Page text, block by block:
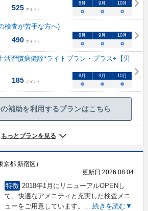
525 ポイント
8月 9月 10月
○ ○ ○
検査が苦手な方へ)
490 ポイント
8月 9月 10月
○ ○ ○
活習慣病健診*ライトプラン・プラス+【男
185 ポイント
8月 9月 10月
○ ○ ○
補助を利用するプランはこちら
もっとプランを見る
京都 新宿区）
更新日:2026.08.04
特徴 2018年1月にリニューアルOPENし
て、快適なアメニティと充実した検査メニ
ューをご用意しています。 ... 続きを読む▼